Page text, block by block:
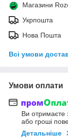
Магазини
Укрпошта
Нова Пошта
Всі умови
Умови оплати
Ви отримаєте
або гроші
Детальніше